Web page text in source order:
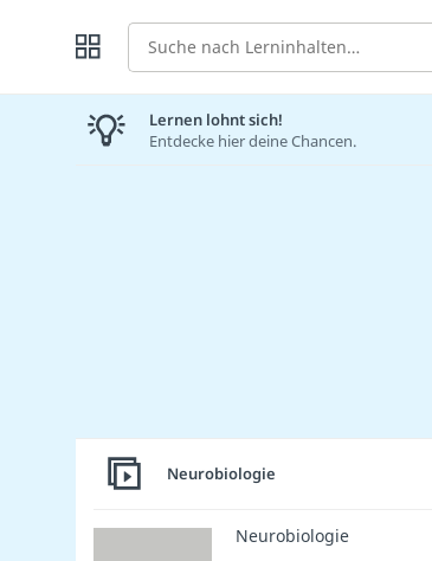
Suche
Lernen lohnt sich!
Entdecke hier deine Chancen.
Neurobiologie
Neurobiologie